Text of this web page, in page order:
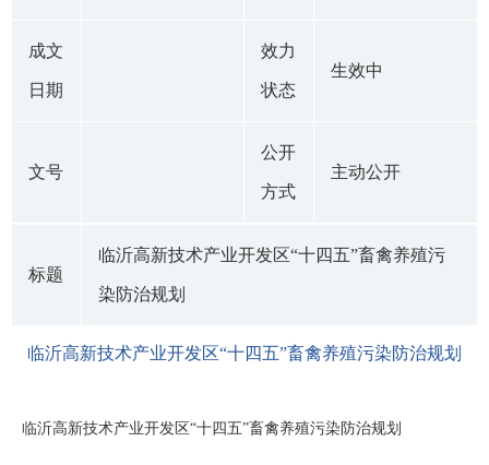
成文
日期
效力
状态
生效中
文号
公开
方式
主动公开
标题
临沂高新技术产业开发区“十四五”畜禽养殖污
染防治规划
临沂高新技术产业开发区“十四五”畜禽养殖污染防治规划
临沂高新技术产业开发区“十四五”畜禽养殖污染防治规划